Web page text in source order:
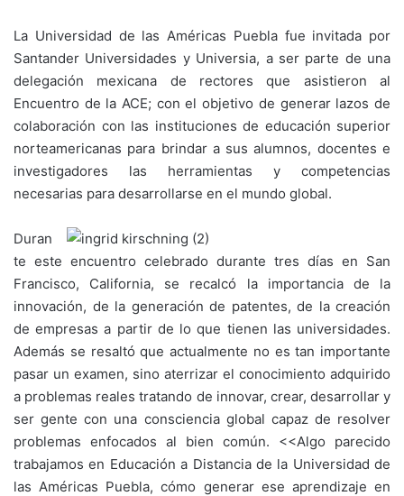
La Universidad de las Américas Puebla fue invitada por
Santander Universidades y Universia, a ser parte de una
delegación mexicana de rectores que asistieron al
Encuentro de la ACE; con el objetivo de generar lazos de
colaboración con las instituciones de educación superior
norteamericanas para brindar a sus alumnos, docentes e
investigadores las herramientas y competencias
necesarias para desarrollarse en el mundo global.
Duran
te este encuentro celebrado durante tres días en San
Francisco, California, se recalcó la importancia de la
innovación, de la generación de patentes, de la creación
de empresas a partir de lo que tienen las universidades.
Además se resaltó que actualmente no es tan importante
pasar un examen, sino aterrizar el conocimiento adquirido
a problemas reales tratando de innovar, crear, desarrollar y
ser gente con una consciencia global capaz de resolver
problemas enfocados al bien común. <<Algo parecido
trabajamos en Educación a Distancia de la Universidad de
las Américas Puebla, cómo generar ese aprendizaje en